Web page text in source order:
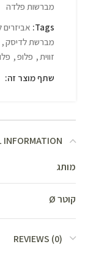
מברשות פלדה
Tags: אביזרים
מברשת לדיסק,
זווית, פלופ,
שתף מוצר זה:
INFORMATION
מותג
קוטר Ø
REVIEWS (0)